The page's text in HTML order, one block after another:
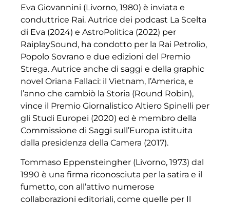
Eva Giovannini (Livorno, 1980) è inviata e
conduttrice Rai. Autrice dei podcast La Scelta
di Eva (2024) e AstroPolitica (2022) per
RaiplaySound, ha condotto per la Rai Petrolio,
Popolo Sovrano e due edizioni del Premio
Strega. Autrice anche di saggi e della graphic
novel Oriana Fallaci: il Vietnam, l’America, e
l’anno che cambiò la Storia (Round Robin),
vince il Premio Giornalistico Altiero Spinelli per
gli Studi Europei (2020) ed è membro della
Commissione di Saggi sull’Europa istituita
dalla presidenza della Camera (2017).
Tommaso Eppensteingher (Livorno, 1973) dal
1990 è una firma riconosciuta per la satira e il
fumetto, con all’attivo numerose
collaborazioni editoriali, come quelle per Il